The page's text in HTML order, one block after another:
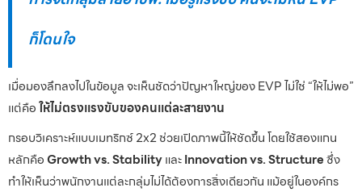
ก็โดนใจ
เมื่อมองลึกลงไปในข้อมูล จะเห็นชัดว่าปัญหาใหญ่ของ EVP ไม่ใช่ “ให้ไม่พอ”
แต่คือให้ไม่ตรงแรงขับของคนแต่ละสายงาน
กรอบวิเคราะห์แบบเมทริกซ์ 2x2 ช่วยเปิดภาพนี้ให้ชัดขึ้น โดยใช้สองแกน
หลักคือGrowth vs. StabilityและInnovation vs. Structureซึ่ง
ทำให้เห็นว่าพนักงานแต่ละกลุ่มไม่ได้ต้องการสิ่งเดียวกัน แม้อยู่ในองค์กร